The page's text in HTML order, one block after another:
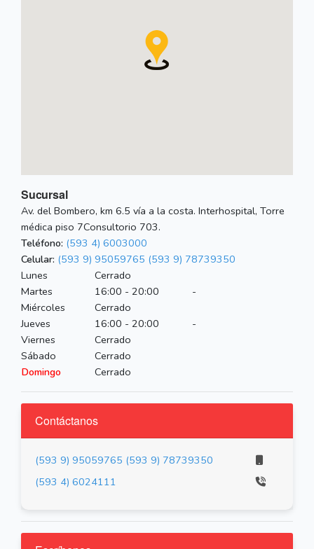
Sucursal
Av. del Bombero, km 6.5 vía a la costa. Interhospital, Torre
médica piso 7Consultorio 703.
Teléfono: (593 4) 6003000
Celular: (593 9) 95059765 (593 9) 78739350
Lunes
Cerrado
Martes
16:00 - 20:00
-
Miércoles
Cerrado
Jueves
16:00 - 20:00
-
Viernes
Cerrado
Sábado
Cerrado
Domingo
Cerrado
Contáctanos
(593 9) 95059765 (593 9) 78739350
(593 4) 6024111